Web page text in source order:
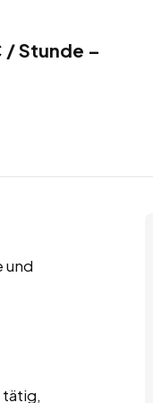
Stunde –
und